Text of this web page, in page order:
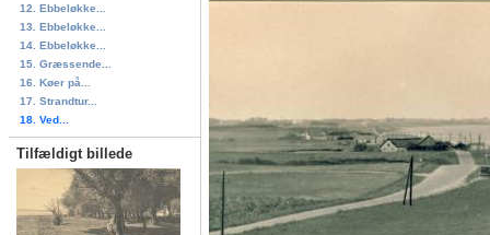
12. Ebbeløkke...
13. Ebbeløkke...
14. Ebbeløkke...
15. Græssende...
16. Køer på...
17. Strandtur...
18. Ved...
Tilfældigt billede